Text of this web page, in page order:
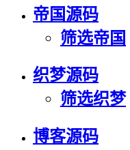
帝国源码
筛选帝国
织梦源码
筛选织梦
博客源码